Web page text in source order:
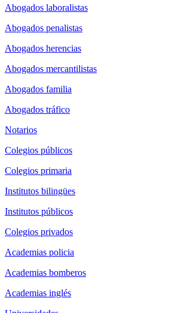
Abogados laboralistas
Abogados penalistas
Abogados herencias
Abogados mercantilistas
Abogados familia
Abogados tráfico
Notarios
Colegios públicos
Colegios primaria
Institutos bilingües
Institutos públicos
Colegios privados
Academias policia
Academias bomberos
Academias inglés